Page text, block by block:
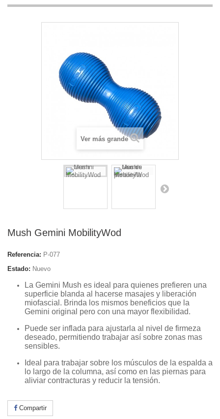
Ver más grande
Mush Gemini MobilityWod
Referencia: P-077
Estado: Nuevo
La Gemini Mush es ideal para quienes prefieren una
superficie blanda al hacerse masajes y liberación
miofascial. Brinda los mismos beneficios que la
Gemini original pero con una mayor flexibilidad.
Puede ser inflada para ajustarla al nivel de firmeza
deseado, permitiendo trabajar así sobre zonas mas
sensibles.
Ideal para trabajar sobre los músculos de la espalda a
lo largo de la columna, así como en las piernas para
aliviar contracturas y reducir la tensión.
Compartir